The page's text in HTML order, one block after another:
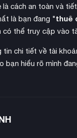
cáchành vi xã hội
long bay đi bộ
sống động xung
cách an toàn và
là bạn đang "thuê
có thể truy cập vào
tin chi tiết về tài
bạn hiểu rõ mình